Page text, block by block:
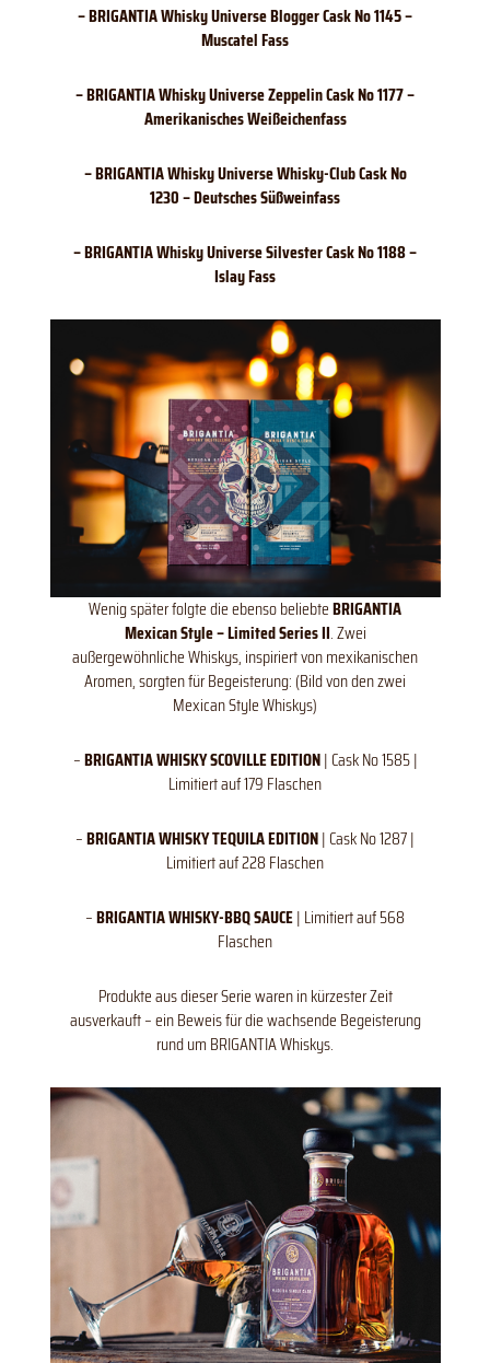
– BRIGANTIA Whisky Universe Blogger Cask No 1145 –
Muscatel Fass
– BRIGANTIA Whisky Universe Zeppelin Cask No 1177 –
Amerikanisches Weißeichenfass
– BRIGANTIA Whisky Universe Whisky-Club Cask No
1230 – Deutsches Süßweinfass
– BRIGANTIA Whisky Universe Silvester Cask No 1188 –
Islay Fass
Wenig später folgte die ebenso beliebteBRIGANTIA
Mexican Style – Limited Series II. Zwei
außergewöhnliche Whiskys, inspiriert von mexikanischen
Aromen, sorgten für Begeisterung: (Bild von den zwei
Mexican Style Whiskys)
–BRIGANTIA WHISKY SCOVILLE EDITION| Cask No 1585 |
Limitiert auf 179 Flaschen
–BRIGANTIA WHISKY TEQUILA EDITION| Cask No 1287 |
Limitiert auf 228 Flaschen
–BRIGANTIA WHISKY-BBQ SAUCE| Limitiert auf 568
Flaschen
Produkte aus dieser Serie waren in kürzester Zeit
ausverkauft – ein Beweis für die wachsende Begeisterung
rund um BRIGANTIA Whiskys.